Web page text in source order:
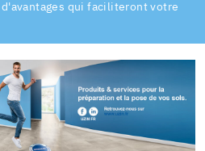
qui faciliteront votre